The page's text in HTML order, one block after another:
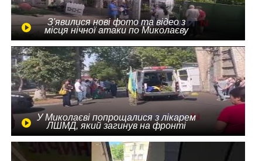
З'явилися нові фото та відео з
місця нічної атаки по Миколаєву
У Миколаєві попрощалися з лікарем
ЛШМД, який загинув на фронті